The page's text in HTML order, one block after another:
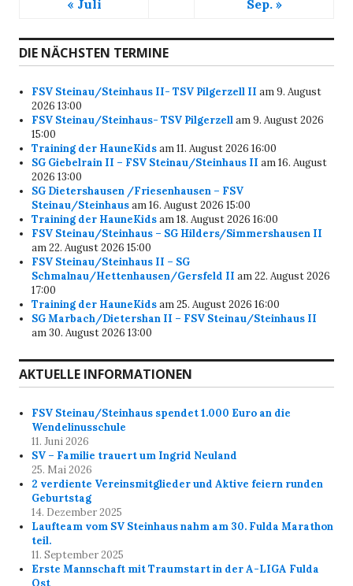
« Juli
Sep. »
DIE NÄCHSTEN TERMINE
FSV Steinau/Steinhaus II- TSV Pilgerzell II am 9. August
2026 13:00
FSV Steinau/Steinhaus- TSV Pilgerzellam 9. August 2026
15:00
Training der HauneKidsam 11. August 2026 16:00
SG Giebelrain II – FSV Steinau/Steinhaus II am 16. August
2026 13:00
SG Dietershausen /Friesenhausen – FSV
Steinau/Steinhausam 16. August 2026 15:00
Training der HauneKidsam 18. August 2026 16:00
FSV Steinau/Steinhaus – SG Hilders/Simmershausen II
am 22. August 2026 15:00
FSV Steinau/Steinhaus II – SG
Schmalnau/Hettenhausen/Gersfeld II am 22. August 2026
17:00
Training der HauneKidsam 25. August 2026 16:00
SG Marbach/Dietershan II – FSV Steinau/Steinhaus II
am 30. August 2026 13:00
AKTUELLE INFORMATIONEN
FSV Steinau/Steinhaus spendet 1.000 Euro an die
Wendelinusschule
11. Juni 2026
SV – Familie trauert um Ingrid Neuland
25. Mai 2026
2 verdiente Vereinsmitglieder und Aktive feiern runden
Geburtstag
14. Dezember 2025
Laufteam vom SV Steinhaus nahm am 30. Fulda Marathon
teil.
11. September 2025
Erste Mannschaft mit Traumstart in der A-LIGA Fulda
Ost